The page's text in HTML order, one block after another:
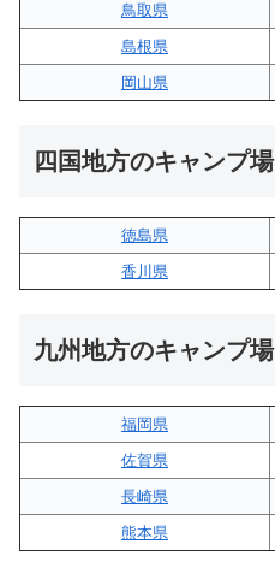
鳥取県
島根県
岡山県
四国地方のキャンプ場
徳島県
香川県
九州地方のキャンプ場
福岡県
佐賀県
長崎県
熊本県